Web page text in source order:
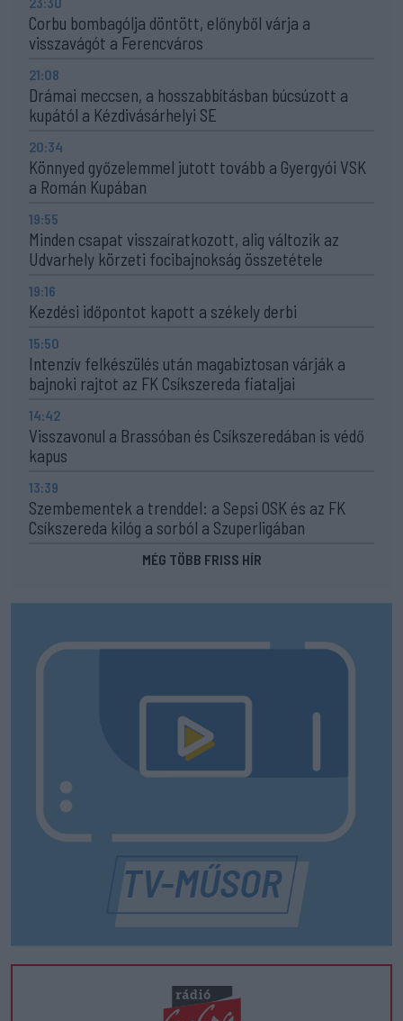
Corbu bombagólja döntött, előnyből várja a
visszavágót a Ferencváros
21:08
Drámai meccsen, a hosszabbításban búcsúzott a
kupától a Kézdivásárhelyi SE
20:34
Könnyed győzelemmel jutott tovább a Gyergyói VSK
a Román Kupában
19:55
Minden csapat visszaíratkozott, alig változik az
Udvarhely körzeti focibajnokság összetétele
19:16
Kezdési időpontot kapott a székely derbi
15:50
Intenzív felkészülés után magabiztosan várják a
bajnoki rajtot az FK Csíkszereda fiataljai
14:42
Visszavonul a Brassóban és Csíkszeredában is védő
kapus
13:39
Szembementek a trenddel: a Sepsi OSK és az FK
Csíkszereda kilóg a sorból a Szuperligában
MÉG TÖBB FRISS HÍR